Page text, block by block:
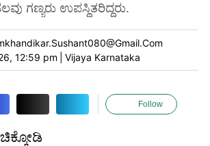
ಗಣ್ಯರು ಉಪಸ್ಥಿತರಿದ್ದರು.
12:59 pm Vijaya Karnataka
Follow